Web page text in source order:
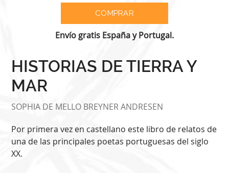
Envío gratis España y Portugal.
HISTORIAS DE TIERRA Y
MAR
SOPHIA DE MELLO BREYNER ANDRESEN
Por primera vez en castellano este libro de relatos de
una de las principales poetas portuguesas del siglo
XX.